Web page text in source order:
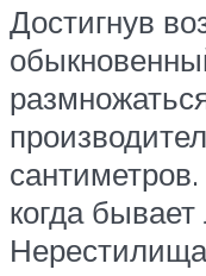
Достигнув
когда